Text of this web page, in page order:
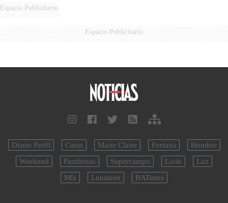
Espacio Publicitario
Espacio Publicitario
Diario Perfil Caras Marie Claire Fortuna
Hombre
Weekend
Parabrisas Supercampo Look
Luz
Mía
Lunateen BATimes